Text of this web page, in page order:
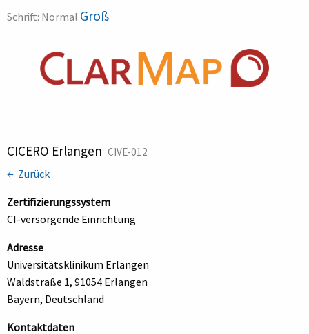
Schrift: Normal Groß
CICERO Erlangen CIVE-012
← Zurück
Zertifizierungssystem
CI-versorgende Einrichtung
Adresse
Universitätsklinikum Erlangen
Waldstraße 1, 91054 Erlangen
Bayern, Deutschland
Kontaktdaten